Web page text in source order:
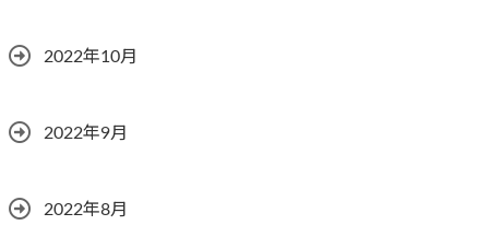
2022年10月
2022年9月
2022年8月